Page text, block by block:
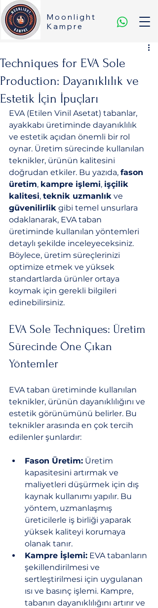
Moonlight
Kampre
Techniques for EVA Sole
Production: Dayanıklılık ve
Estetik İçin İpuçları
EVA (Etilen Vinil Asetat) tabanlar,
ayakkabı üretiminde dayanıklılık
ve estetik açıdan önemli bir rol
oynar. Üretim sürecinde kullanılan
teknikler, ürünün kalitesini
doğrudan etkiler. Bu yazıda, fason
üretim, kampre işlemi, işçilik
kalitesi, teknik uzmanlık ve
güvenilirlik gibi temel unsurlara
odaklanarak, EVA taban
üretiminde kullanılan yöntemleri
detaylı şekilde inceleyeceksiniz.
Böylece, üretim süreçlerinizi
optimize etmek ve yüksek
standartlarda ürünler ortaya
koymak için gerekli bilgileri
edinebilirsiniz.
EVA Sole Techniques: Üretim
Sürecinde Öne Çıkan
Yöntemler
EVA taban üretiminde kullanılan
teknikler, ürünün dayanıklılığını ve
estetik görünümünü belirler. Bu
teknikler arasında en çok tercih
edilenler şunlardır:
Fason Üretim: Üretim
kapasitesini artırmak ve
maliyetleri düşürmek için dış
kaynak kullanımı yapılır. Bu
yöntem, uzmanlaşmış
üreticilerle iş birliği yaparak
yüksek kaliteyi korumaya
olanak tanır.
Kampre İşlemi: EVA tabanların
şekillendirilmesi ve
sertleştirilmesi için uygulanan
ısı ve basınç işlemi. Kampre,
tabanın dayanıklılığını artırır ve